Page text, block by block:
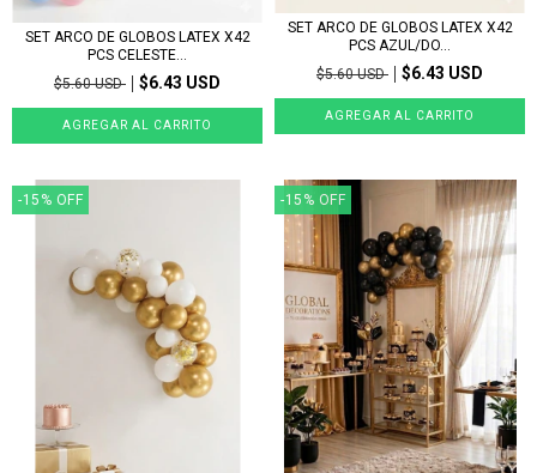
SET ARCO DE GLOBOS LATEX X42
PCS CELESTE...
$5.60 USD
$6.43 USD
SET ARCO DE GLOBOS LATEX X42
PCS AZUL/DO...
$5.60 USD
$6.43 USD
-15 % OFF -15 % OFF